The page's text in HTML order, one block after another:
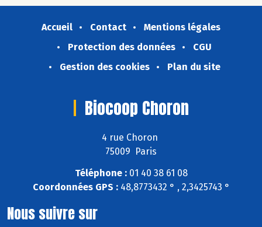
Accueil Contact
Mentions légales
Protection des données
CGU
Gestion des cookies
Plan du site
Biocoop Choron
4 rue Choron
75009 Paris
Téléphone :01 40 38 61 08
Coordonnées GPS :48,8773432 ° , 2,3425743 °
Nous suivre sur